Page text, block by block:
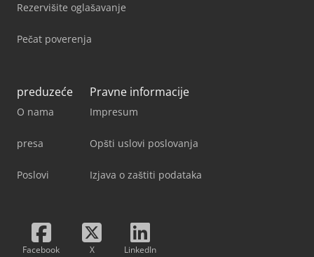
Rezervišite oglašavanje
Pečat poverenja
preduzeće
O nama
presa
Poslovi
Pravne informacije
Impresum
Opšti uslovi poslovanja
Izjava o zaštiti podataka
Facebook X LinkedIn